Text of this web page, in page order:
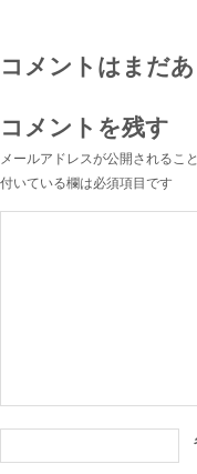
コメントはまだ
コメントを残す
メールアドレスが公開されるこ
付いている欄は必須項目です